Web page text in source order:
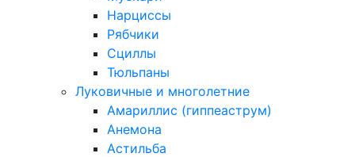
Нарциссы
Рябчики
Сциллы
Тюльпаны
Луковичные и многолетние
Амариллис (гиппеаструм)
Анемона
Астильба